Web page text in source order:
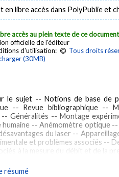
en libre accès dans PolyPublie et
accès au plein texte de ce document
officielle de l'éditeur
d'utilisation:
Tous droits
(30MB)
résumé
le sujet -- Notions de base de
-- Revue bibliographique --
Généralités -- Montage
humaine -- Anémomètre optique
du laser --
et problèmes associés --
à la mesure du débit et de la
du fluide et de la paroi --